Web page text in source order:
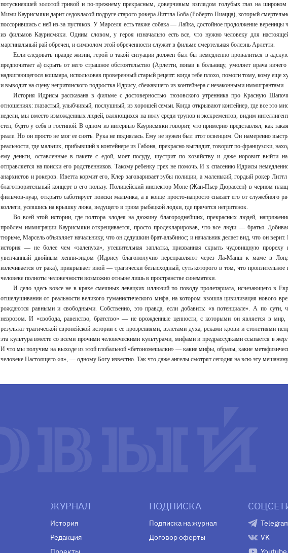
потускневшей золотой гривой и по-прежнему прекрасным, доверчивым взглядом голубых глаз на
Мими Каурисмяки дарит седовласой подруге старого рокера Литтла Боба (Роберто Пиацца), который
поссорившись с ней из-за пустяков. У Марселя есть также собака — Лайка, достойное продолжение вереницы
из фильмов Каурисмяки. Одним словом, у героя изначально есть все, что нужно человеку для
маргинальный рай обречен, и символом этой обреченности служит в фильме смертельная болезнь Арлетти.
Если следовать правде жизни, герой в такой ситуации должен был бы немедленно провалиться в
предпочитает а) скрыть от него страшное обстоятельство (Арлетти, попав в больницу, умоляет врача
надвигающегося кошмара, использовав проверенный старый рецепт: когда тебе плохо, помоги тому, кому еще
и выводит на сцену негритянского подростка Идрису, сбежавшего из контейнера с незаконными иммигрантами.
История Идрисы рассказана в фильме с достоверностью тюзовского утренника про Красную
отношениях: глазастый, улыбчивый, послушный, из хорошей семьи. Когда открывают контейнер, где все это
недели, мы вместо изможденных людей, валяющихся на полу среди трупов и экскрементов, видим
стен, будто у себя в гостиной. В одном из интервью Каурисмяки говорит, что примерно представлял, как
реале. Но он просто не мог ее снять. Рука не поднялась. Ему не нужен был этот освенцим. Он намеренно
реальности, где мальчик, прибывший в контейнере из Габона, прекрасно выглядит, говорит по-французски,
ему деньги, оставленные в пакете с едой, моет посуду, шустрит по хозяйству и даже норовит выйти на
отправляется на поиски его родственников. Такому ребенку грех не помочь. И к спасению Идрисы
анархистов и рокеров. Иветта кормит его, Клер заговаривает зубы полиции, а маленький, гордый рокер
благотворительный концерт в его пользу. Полицейский инспектор Моне (Жан-Пьер Дюрассен) в черном
фильмов-нуар, открыто саботирует поиски мальчика, а в конце просто-напросто спасает его от служебного
коллеги, усевшись на крышку люка, ведущего в трюм рыбацкой лодки, где прячется негритенок.
Во всей этой истории, где полтора злодея на дюжину благороднейших, прекрасных людей,
проблем иммиграции Каурисмяки открещивается, просто продекларировав, что все люди — братья.
тюрьме, Марсель объявляет начальнику, что он дедушкин брат-альбинос; и начальник делает вид, что он верит.
история — не более чем «залепуха», утешительная заплатка, призванная скрыть чудовищную
увенчанный двойным хеппи-эндом (Идрису благополучно переправляют через Ла-Манш к маме в
излечивается от рака), прикрывает иной — трагически безысходный, суть которого в том, что
человеке полноты человечности возможно отныне лишь в пространстве синематеки.
И дело здесь вовсе не в крахе смешных левацких иллюзий по поводу пролетариата, исчезающего в
отшелушивании от реальности великого гуманистического мифа, на котором взошла цивилизация нового
рождаются равными и свободными. Собственно, это правда, если добавить: «в потенциале». А по
неврозом. И «свобода, равенство, братство» — не врожденные ценности, с которыми он является в
результат трагической европейской истории с ее прозрениями, взлетами духа, реками крови и столетиями
эта культура вместе со всеми прочими человеческими культурами, мифами и предрассудками ссыпается в
И что мы получим на выходе из этой глобальной «бетономешалки» — какие мифы, образы, какие
человеке Настоящего «я», — одному Богу известно. Так что даже ангелы смотрят сегодня на всю эту мешанину
ЖУРНАЛ
История
Редакция
ПОДПИСКА
Подписка на журнал
Договор оферты
VK